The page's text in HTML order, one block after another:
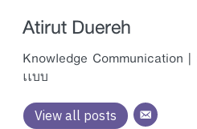
Atirut Duereh
Knowledge Communication
เเบบ
View all posts